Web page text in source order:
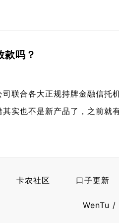
款吗？
联合各大正规持牌金融信托
实也不是新产品了，之前就
口子更新
卡农社区
WenTu /